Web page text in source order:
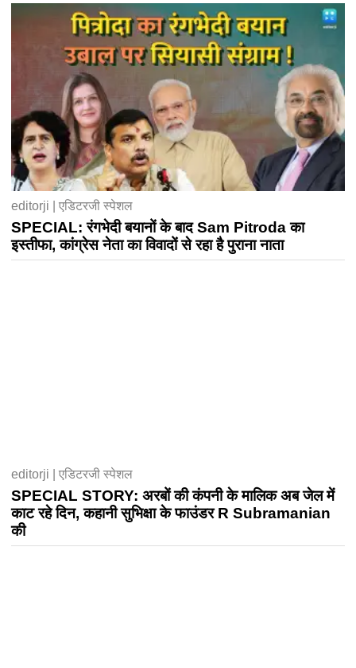
editorji | एडिटरजी स्पेशल
SPECIAL: रंगभेदी बयानों के बाद Sam Pitroda का
इस्तीफा, कांग्रेस नेता का विवादों से रहा है पुराना नाता
editorji | एडिटरजी स्पेशल
SPECIAL STORY: अरबों की कंपनी के मालिक अब जेल में
काट रहे दिन, कहानी सुभिक्षा के फाउंडर R Subramanian
की